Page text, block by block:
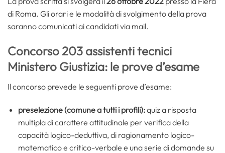
di Roma. Gli orari e le modalità di svolgimento della prova
saranno comunicati ai candidati via mail.
Concorso 203 assistenti tecnici
Ministero Giustizia: le prove d’esame
Il concorso prevede le seguenti prove d’esame:
preselezione (comune a tutti i profili):quiz a risposta
multipla di carattere attitudinale per verifica della
capacità logico-deduttiva, di ragionamento logico-
matematico e critico-verbale e una serie di domande su